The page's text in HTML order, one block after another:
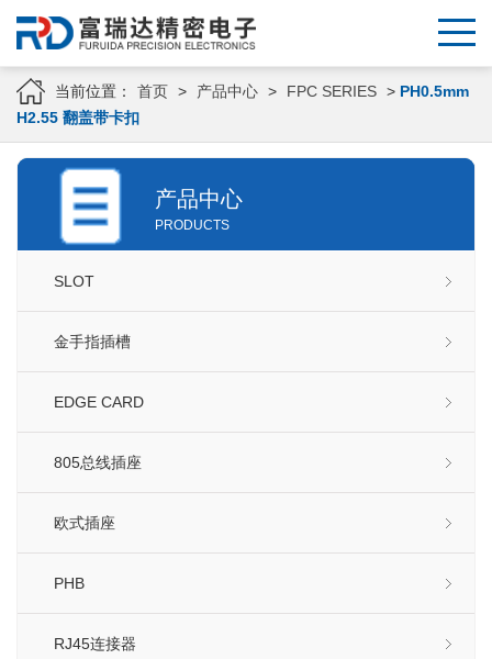
当前位置： 首页 > 产品中心 > FPC SERIES > PH0.5mm
H2.55 翻盖带卡扣
产品中心
PRODUCTS
SLOT
金手指插槽
EDGE CARD
805总线插座
欧式插座
PHB
RJ45连接器